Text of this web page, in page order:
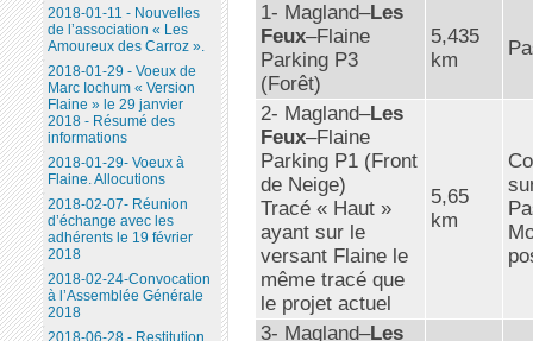
1- Magland–Les
Feux–Flaine
Parking P3
(Forêt)
5,435
km
2- Magland–Les
Feux–Flaine
Parking P1 (Front
de Neige)
Tracé « Haut »
ayant sur le
versant Flaine le
même tracé que
le projet actuel
5,65
km
3- Magland–Les
2018-01-11 - Nouvelles
de l’association « Les
Amoureux des Carroz ».
2018-01-29 - Voeux de
Marc Iochum « Version
Flaine » le 29 janvier
2018 - Résumé des
informations
2018-01-29- Voeux à
Flaine. Allocutions
2018-02-07- Réunion
d’échange avec les
adhérents le 19 février
2018
2018-02-24-Convocation
à l’Assemblée Générale
2018